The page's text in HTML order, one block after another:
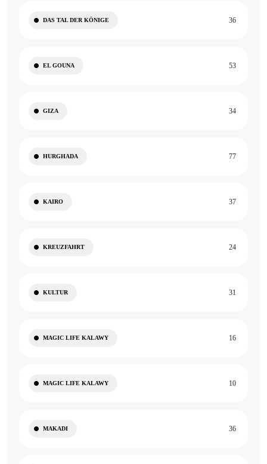
DAS TAL DER KÖNIGE 36
EL GOUNA 53
GIZA 34
HURGHADA 77
KAIRO 37
KREUZFAHRT 24
KULTUR 31
MAGIC LIFE KALAWY 16
MAGIC LIFE KALAWY 10
MAKADI 36